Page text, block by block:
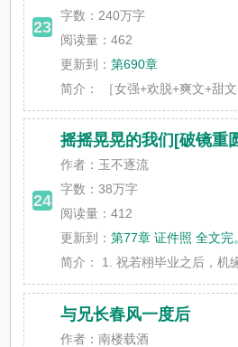
23
字数：240万字
阅读量：462
更新到：第690章
简介：
［女强+欢脱+爽文+甜
24
摇摇晃晃的我们[破镜重
作者：玉不逐流
字数：38万字
阅读量：412
更新到：第77章 证件照 全文完
简介：
1. 祝若栩毕业之后，机
与兄长春风一度后
作者：南楼载酒